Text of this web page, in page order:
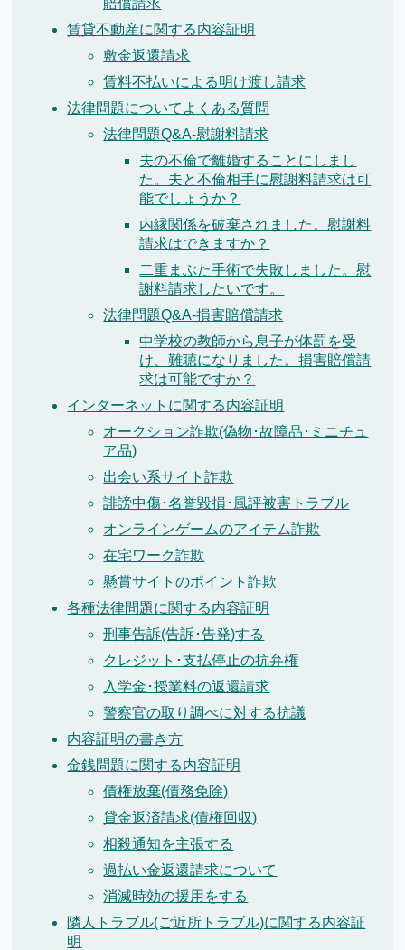
賠償請求
賃貸不動産に関する内容証明
敷金返還請求
賃料不払いによる明け渡し請求
法律問題についてよくある質問
法律問題Q&A-慰謝料請求
夫の不倫で離婚することにしまし
た。夫と不倫相手に慰謝料請求は可
能でしょうか？
内縁関係を破棄されました。慰謝料
請求はできますか？
二重まぶた手術で失敗しました。慰
謝料請求したいです。
法律問題Q&A-損害賠償請求
中学校の教師から息子が体罰を受
け、難聴になりました。損害賠償請
求は可能ですか？
インターネットに関する内容証明
オークション詐欺(偽物･故障品･ミニチュ
ア品)
出会い系サイト詐欺
誹謗中傷･名誉毀損･風評被害トラブル
オンラインゲームのアイテム詐欺
在宅ワーク詐欺
懸賞サイトのポイント詐欺
各種法律問題に関する内容証明
刑事告訴(告訴･告発)する
クレジット･支払停止の抗弁権
入学金･授業料の返還請求
警察官の取り調べに対する抗議
内容証明の書き方
金銭問題に関する内容証明
債権放棄(債務免除)
貸金返済請求(債権回収)
相殺通知を主張する
過払い金返還請求について
消滅時効の援用をする
隣人トラブル(ご近所トラブル)に関する内容証
明